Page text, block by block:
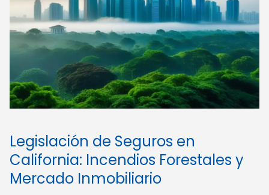
Legislación de Seguros en
California: Incendios Forestales y
Mercado Inmobiliario